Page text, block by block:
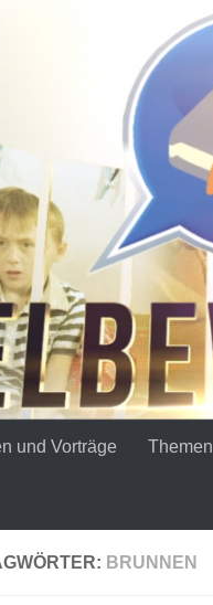
und Vorträge Themen
BRUNNEN